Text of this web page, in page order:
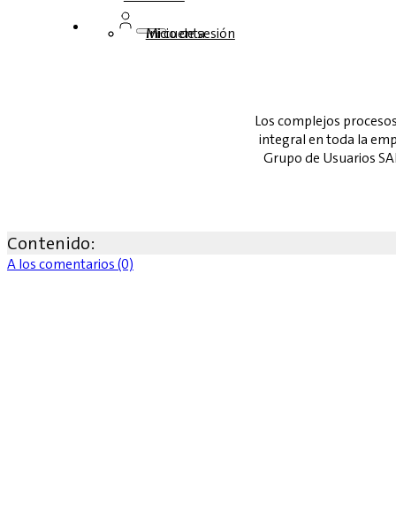
Inicio de sesión
Mi cuenta
Los complejos
integral en toda la
Grupo de Usuarios
Contenido:
A los comentarios (0)